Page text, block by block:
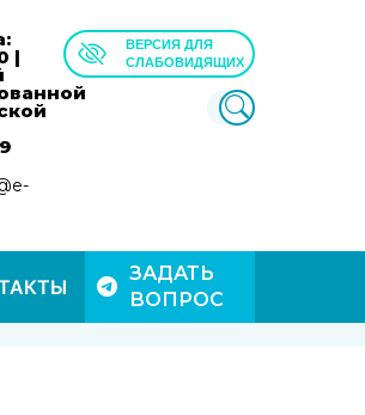
|
ВЕРСИЯ ДЛЯ
СЛАБОВИДЯЩИХ
ЗАДАТЬ
ВОПРОС